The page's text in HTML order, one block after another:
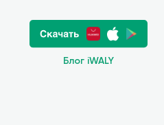
Блог iWALY